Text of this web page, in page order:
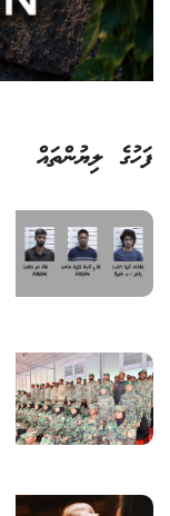
ފަހުގެ ލިޔުންތައް